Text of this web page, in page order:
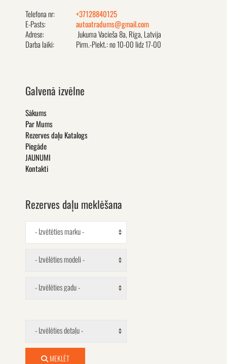
Telefona nr:
+37128840125
E-Pasts:
autoatradums@gmail.com
Adrese:
Jukuma Vacieša 8a, Rīga, Latvija
Darba laiki:
Pirm.-Piekt.: no 10-00 līdz 17-00
Galvenā izvēlne
Sākums
Par Mums
Rezerves daļu Katalogs
Piegāde
JAUNUMI
Kontakti
Rezerves daļu meklēšana
- Izvētēties marku -
- Izvēlēties modeli -
- Izvēlēties gadu -
- Izvēlēties detaļu -
MEKLĒT